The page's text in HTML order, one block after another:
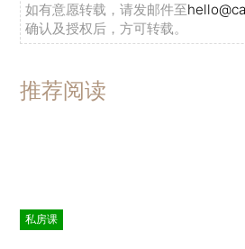
如有意愿转载，请发邮件至
确认及授权后，方可转载。
推荐阅读
私房课